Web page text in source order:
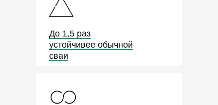
До 1,5 раз
устойчивее обычной
сваи